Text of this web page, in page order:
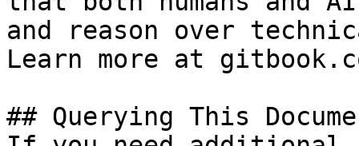
and reason over
Learn more at
## Querying This